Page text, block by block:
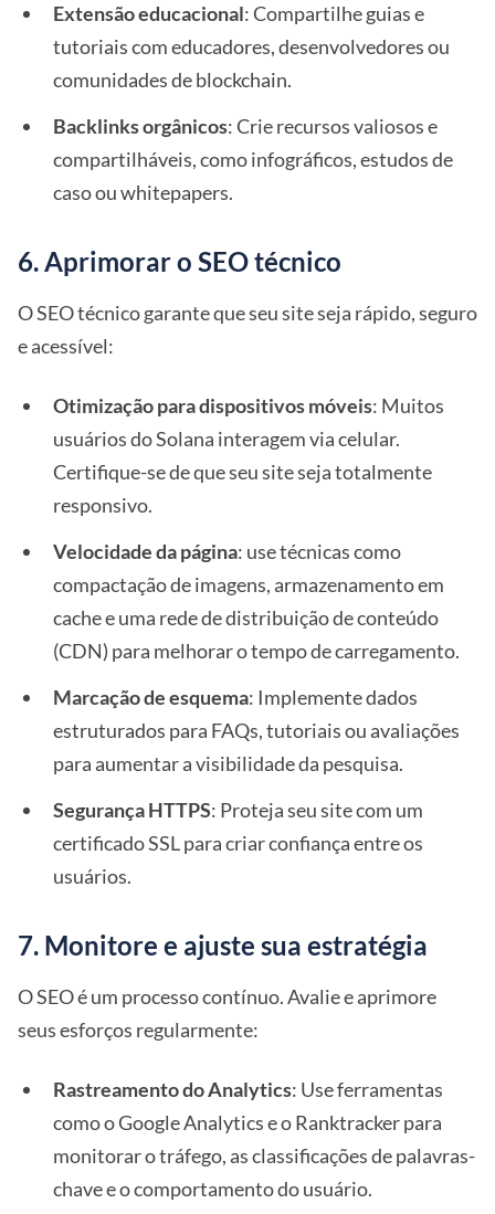
Extensão educacional: Compartilhe guias e
tutoriais com educadores, desenvolvedores ou
comunidades de blockchain.
Backlinks orgânicos: Crie recursos valiosos e
compartilháveis, como infográficos, estudos de
caso ou whitepapers.
6. Aprimorar o SEO técnico
O SEO técnico garante que seu site seja rápido, seguro
e acessível:
Otimização para dispositivos móveis: Muitos
usuários do Solana interagem via celular.
Certifique-se de que seu site seja totalmente
responsivo.
Velocidade da página: use técnicas como
compactação de imagens, armazenamento em
cache e uma rede de distribuição de conteúdo
(CDN) para melhorar o tempo de carregamento.
Marcação de esquema: Implemente dados
estruturados para FAQs, tutoriais ou avaliações
para aumentar a visibilidade da pesquisa.
Segurança HTTPS: Proteja seu site com um
certificado SSL para criar confiança entre os
usuários.
7. Monitore e ajuste sua estratégia
O SEO é um processo contínuo. Avalie e aprimore
seus esforços regularmente:
Rastreamento do Analytics: Use ferramentas
como o Google Analytics e o Ranktracker para
monitorar o tráfego, as classificações de palavras-
chave e o comportamento do usuário.